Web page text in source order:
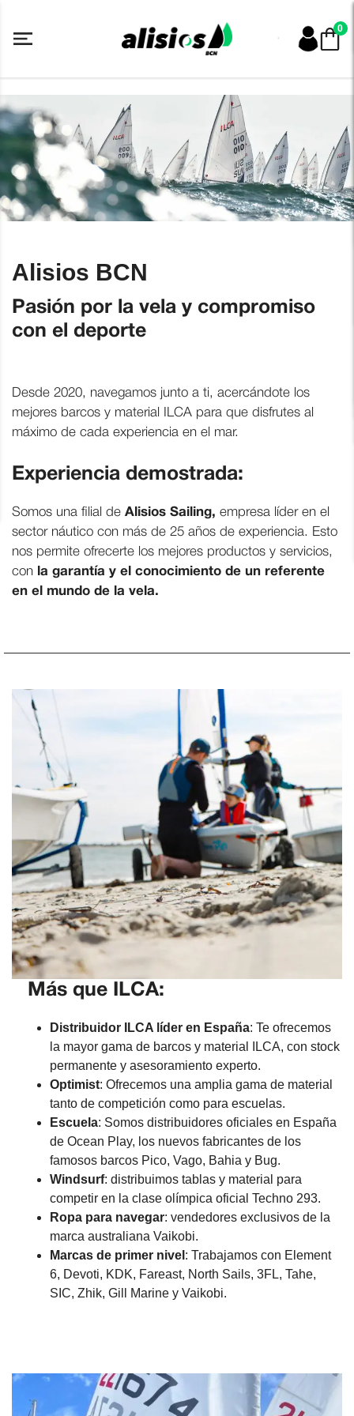
contenido
0
Alisios BCN
Pasión por la vela y compromiso
con el deporte
Desde 2020, navegamos junto a ti, acercándote los
mejores barcos y material ILCA para que disfrutes al
máximo de cada experiencia en el mar.
Experiencia demostrada:
Somos una filial de Alisios Sailing, empresa líder en el
sector náutico con más de 25 años de experiencia. Esto
nos permite ofrecerte los mejores productos y servicios,
con la garantía y el conocimiento de un referente
en el mundo de la vela.
Más que ILCA:
Distribuidor ILCA líder en España: Te ofrecemos
la mayor gama de barcos y material ILCA, con stock
permanente y asesoramiento experto.
Optimist: Ofrecemos una amplia gama de material
tanto de competición como para escuelas.
Escuela: Somos distribuidores oficiales en España
de Ocean Play, los nuevos fabricantes de los
famosos barcos Pico, Vago, Bahia y Bug.
Windsurf: distribuimos tablas y material para
competir en la clase olímpica oficial Techno 293.
Ropa para navegar: vendedores exclusivos de la
marca australiana Vaikobi.
Marcas de primer nivel : Trabajamos con Element
6, Devoti, KDK, Fareast, North Sails, 3FL, Tahe,
SIC, Zhik, Gill Marine y Vaikobi.